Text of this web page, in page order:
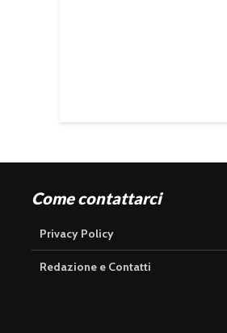
Come contattarci
Privacy Policy
Redazione e Contatti